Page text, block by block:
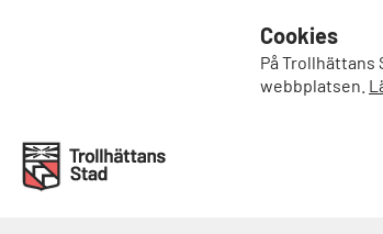
Cookies
På
webbplatsen.